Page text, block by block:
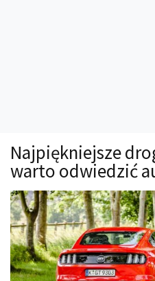
Technika jazdy
Oświetlenie
Kalkulatory
Przelicznik mocy
Auto z niemiec
Galerie
Najpiękniejsze
warto odwiedzić